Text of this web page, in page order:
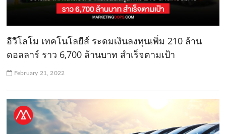
อีวีโลโม เทคโนโลยีส์ ระดมเงินลงทุนเพิ่ม 210 ล้าน
ดอลลาร์ ราว 6,700 ล้านบาท สำเร็จตามเป้า
February 21, 2022